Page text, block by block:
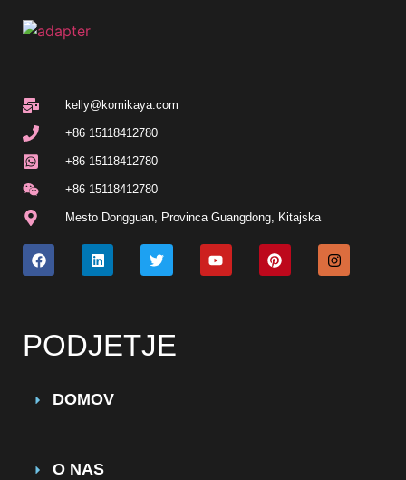
kelly@komikaya.com
+86 15118412780
+86 15118412780
+86 15118412780
Mesto Dongguan, Provinca Guangdong, Kitajska
PODJETJE
DOMOV
O NAS